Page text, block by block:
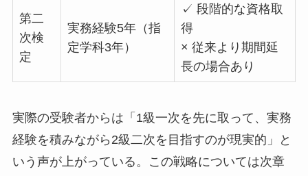
第二
次検
定
実務経験5年（指
定学科3年）
✓ 段階的な資格取
得
× 従来より期間延
長の場合あり
実際の受験者からは「1級一次を先に取って、実務
経験を積みながら2級二次を目指すのが現実的」と
いう声が上がっている。この戦略については次章